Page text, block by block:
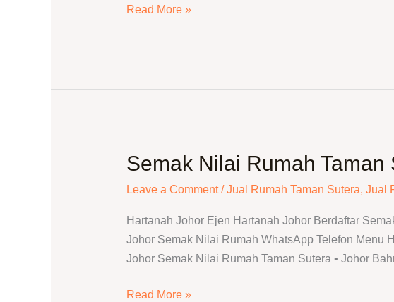
|Read More »
Semak Nilai Rumah
Leave a Comment /Jual Rumah Taman Sutera, Jual
Hartanah Johor Ejen Hartanah Johor Berdaftar
Johor Semak Nilai Rumah WhatsApp Telefon Menu
Johor Semak Nilai Rumah Taman Sutera • Johor
Semak
Rumah
Taman
Sutera
Pasaran
Read More »